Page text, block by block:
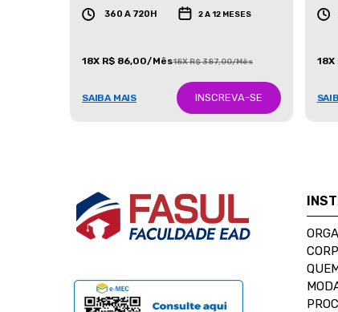
360 A 720H 2 A 12 MESES
18X R$ 86,00/Mês18X R$ 387,00/Mês
SAIBA MAIS INSCREVA-SE